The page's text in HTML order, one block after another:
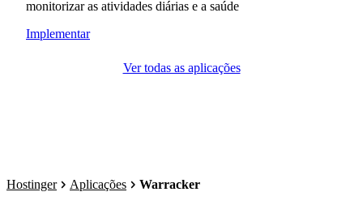
monitorizar as atividades diárias e a saúde
Implementar
Ver todas as aplicações
Hostinger Aplicações Warracker